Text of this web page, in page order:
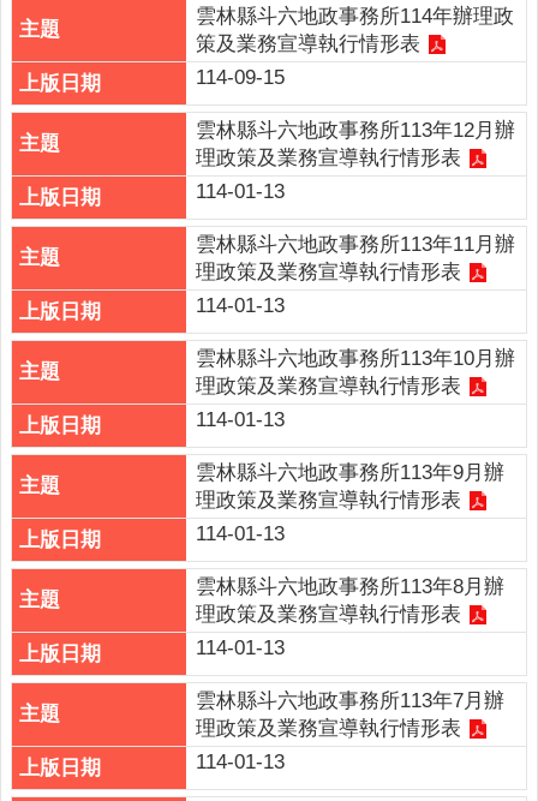
資
訊
公
開
民
意
交
流
關
連
結
廉
政
園
地
網
站
導
覽
檢
索
詢
雲林縣斗六地政事務所114年辦理政
策及業務宣導執行情形表
114-09-15
雲林縣斗六地政事務所113年12月辦
理政策及業務宣導執行情形表
114-01-13
雲林縣斗六地政事務所113年11月辦
理政策及業務宣導執行情形表
114-01-13
雲林縣斗六地政事務所113年10月辦
理政策及業務宣導執行情形表
114-01-13
雲林縣斗六地政事務所113年9月辦
理政策及業務宣導執行情形表
114-01-13
雲林縣斗六地政事務所113年8月辦
理政策及業務宣導執行情形表
114-01-13
雲林縣斗六地政事務所113年7月辦
理政策及業務宣導執行情形表
114-01-13